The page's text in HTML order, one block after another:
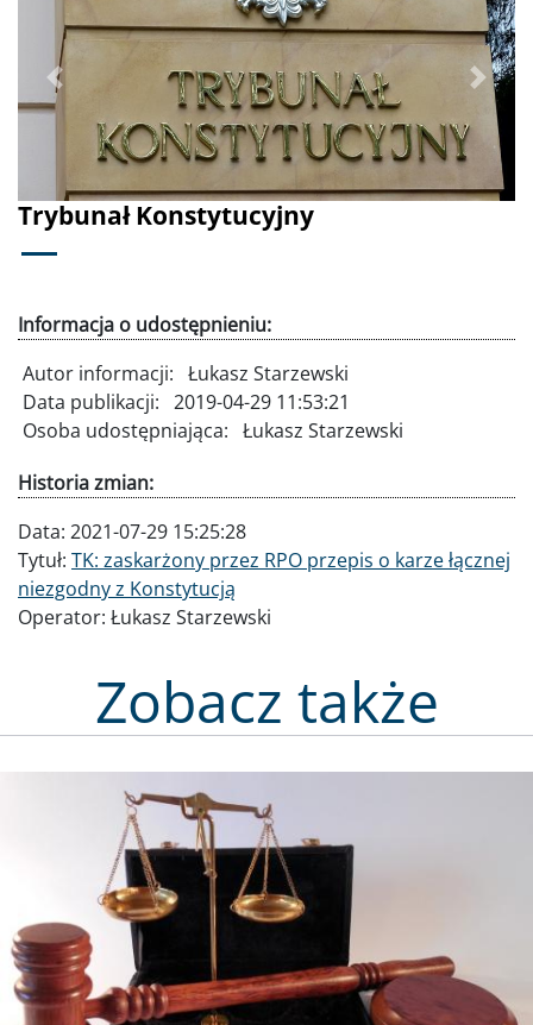
Trybunał Konstytucyjny
Poprzednie Dalej
Informacja o udostępnieniu:
Autor informacji: Łukasz Starzewski
Data publikacji: 2019-04-29 11:53:21
Osoba udostępniająca: Łukasz Starzewski
Historia zmian:
Data: 2021-07-29 15:25:28
Tytuł: TK: zaskarżony przez RPO przepis o karze łącznej
niezgodny z Konstytucją
Operator: Łukasz Starzewski
Zobacz także